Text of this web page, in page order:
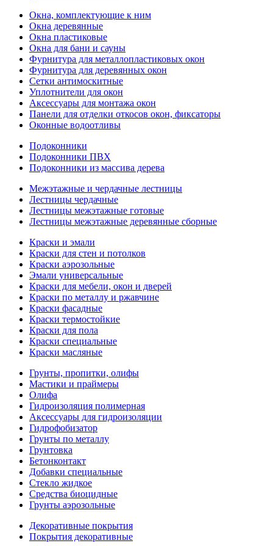
Окна, комплектующие к ним
Окна деревянные
Окна пластиковые
Окна для бани и сауны
Фурнитура для металлопластиковых окон
Фурнитура для деревянных окон
Сетки антимоскитные
Уплотнители для окон
Аксессуары для монтажа окон
Панели для отделки откосов окон, фиксаторы
Оконные водоотливы
Подоконники
Подоконники ПВХ
Подоконники из массива дерева
Межэтажные и чердачные лестницы
Лестницы чердачные
Лестницы межэтажные готовые
Лестницы межэтажные деревянные сборные
Краски и эмали
Краски для стен и потолков
Краски аэрозольные
Эмали универсальные
Краски для мебели, окон и дверей
Краски по металлу и ржавчине
Краски фасадные
Краски термостойкие
Краски для пола
Краски специальные
Краски масляные
Грунты, пропитки, олифы
Мастики и праймеры
Олифа
Гидроизоляция полимерная
Аксессуары для гидроизоляции
Гидрофобизатор
Грунты по металлу
Грунтовка
Бетонконтакт
Добавки специальные
Стекло жидкое
Средства биоцидные
Грунты аэрозольные
Декоративные покрытия
Покрытия декоративные